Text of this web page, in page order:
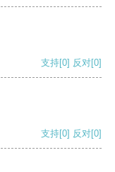
支持[0] 反对[0]
支持[0] 反对[0]